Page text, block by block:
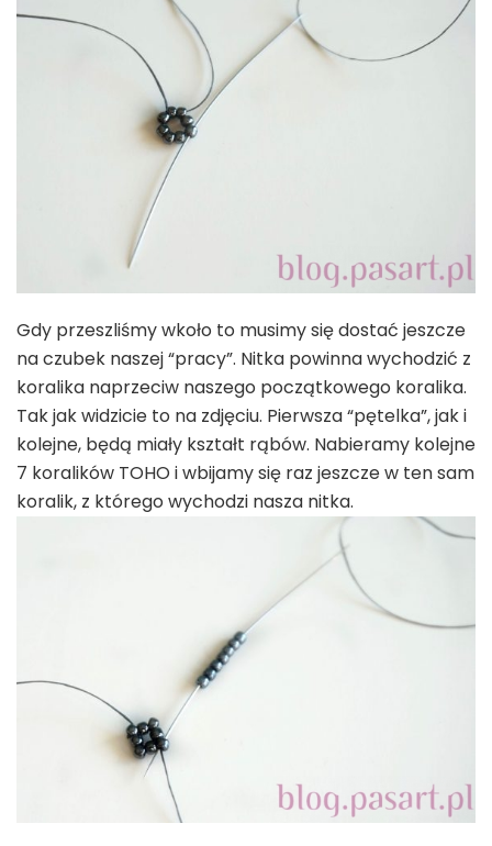
Gdy przeszliśmy wkoło to musimy się dostać jeszcze
na czubek naszej “pracy”. Nitka powinna wychodzić z
koralika naprzeciw naszego początkowego koralika.
Tak jak widzicie to na zdjęciu. Pierwsza “pętelka”, jak i
kolejne, będą miały kształt rąbów. Nabieramy kolejne
7 koralików TOHO i wbijamy się raz jeszcze w ten sam
koralik, z którego wychodzi nasza nitka.